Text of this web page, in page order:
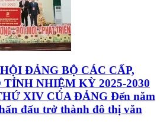
ĐẢNG BỘ CÁC CẤP,
NHIỆM KỲ 2025-2030
XIV CỦA ĐẢNG Đến năm
đấu trở thành đô thị văn